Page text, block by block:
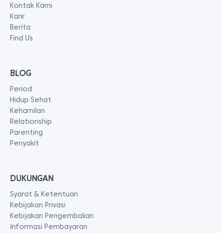
Kontak Kami
Karir
Berita
Find Us
BLOG
Period
Hidup Sehat
Kehamilan
Relationship
Parenting
Penyakit
DUKUNGAN
Syarat & Ketentuan
Kebijakan Privasi
Kebijakan Pengembalian
Informasi Pembayaran